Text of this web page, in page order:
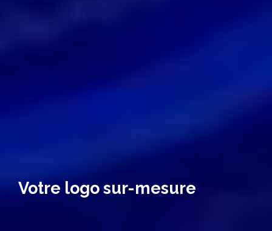
Votre logo sur-mesure